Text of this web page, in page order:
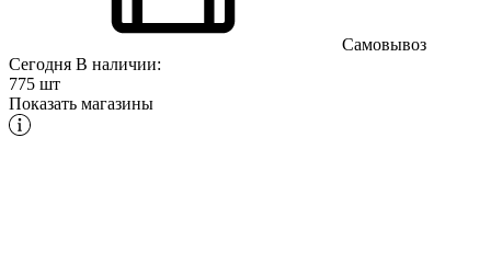
Самовывоз
Сегодня В наличии:
775 шт
Показать магазины